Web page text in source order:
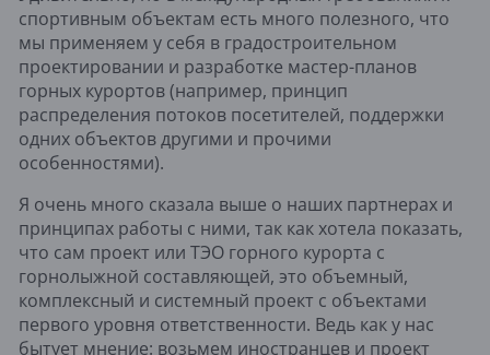
спортивным объектам есть много полезного, что
мы применяем у себя в градостроительном
проектировании и разработке мастер-планов
горных курортов (например, принцип
распределения потоков посетителей, поддержки
одних объектов другими и прочими
особенностями).
Я очень много сказала выше о наших партнерах и
принципах работы с ними, так как хотела показать,
что сам проект или ТЭО горного курорта с
горнолыжной составляющей, это объемный,
комплексный и системный проект с объектами
первого уровня ответственности. Ведь как у нас
бытует мнение: возьмем иностранцев и проект